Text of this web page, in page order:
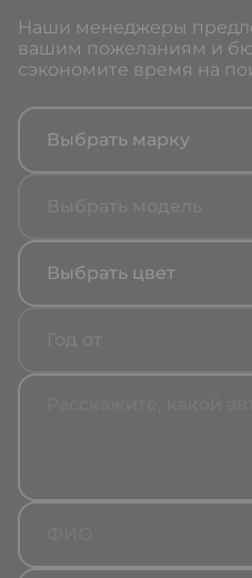
Наши менеджеры
вашим пожеланиям и
сэкономите время на
Выбрать марку
Выбрать цвет